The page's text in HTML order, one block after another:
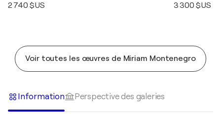
2 740 $US 3 300 $US
Voir toutes les œuvres de Miriam Montenegro
Information Perspective des galeries